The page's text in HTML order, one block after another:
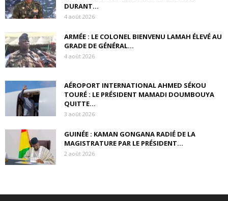
DURANT...
4 août 2026
ARMÉE : LE COLONEL BIENVENU LAMAH ÉLEVÉ AU
GRADE DE GÉNÉRAL...
4 août 2026
AÉROPORT INTERNATIONAL AHMED SÉKOU
TOURÉ : LE PRÉSIDENT MAMADI DOUMBOUYA
QUITTE...
3 août 2026
GUINÉE : KAMAN GONGANA RADIÉ DE LA
MAGISTRATURE PAR LE PRÉSIDENT...
2 août 2026